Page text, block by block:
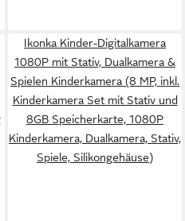
Ikonka Kinder-Digitalkamera
1080P mit Stativ, Dualkamera &
Spielen Kinderkamera (8 MP, inkl.
Kinderkamera Set mit Stativ und
8GB Speicherkarte, 1080P
Kinderkamera, Dualkamera, Stativ,
Spiele, Silikongehäuse)